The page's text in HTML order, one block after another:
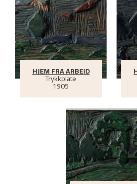
HJEM FRA ARBEID
Trykkplate
1905